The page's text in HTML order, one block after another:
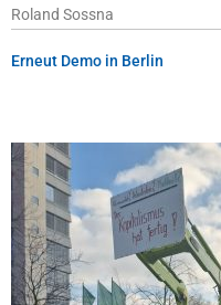
Roland Sossna
Erneut Demo in Berlin